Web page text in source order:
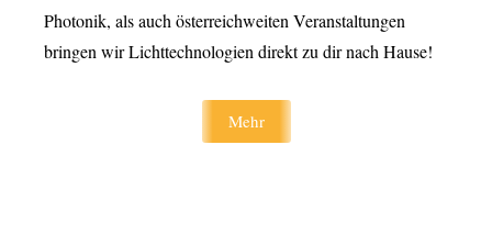
Photonik, als auch österreichweiten Veranstaltungen
bringen wir Lichttechnologien direkt zu dir nach Hause!
Mehr